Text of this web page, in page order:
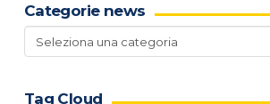
Categorie news
Categorie
news
Tag Cloud